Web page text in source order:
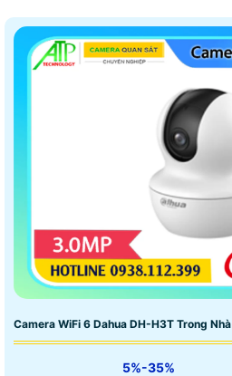
Camera WiFi 6 Dahua DH-H3T Trong Nhà
5%-35%